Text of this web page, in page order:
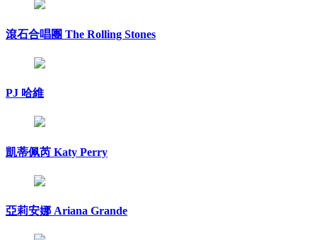
滾石合唱團 The Rolling Stones
PJ 哈維
凱蒂佩芮 Katy Perry
亞莉安娜 Ariana Grande